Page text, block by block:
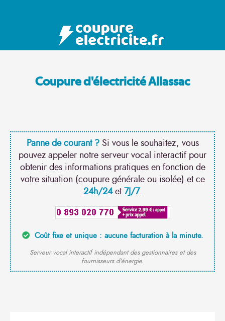
Coupure d'électricité Allassac
Panne de courant ?Si vous le souhaitez, vous
pouvez appeler notre serveur vocal interactif pour
obtenir des informations pratiques en fonction de
votre situation (coupure générale ou isolée) et ce
24h/24et7J/7.
Coût fixe et unique : aucune facturation à la minute.
Serveur vocal interactif indépendant des gestionnaires et des
fournisseurs d'énergie.